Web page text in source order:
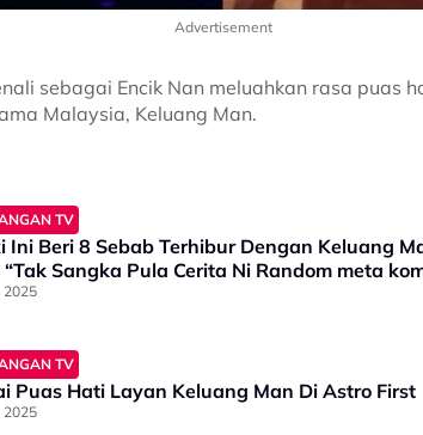
Advertisement
sebagai Encik Nan meluahkan rasa puas
Malaysia, Keluang Man.
TV
Ini Beri 8 Sebab Terhibur Dengan Keluang
Sangka Pula Cerita Ni Random meta
2025
TV
Puas Hati Layan Keluang Man Di Astro First
2025